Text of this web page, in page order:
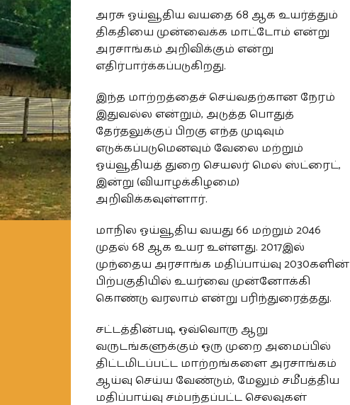
அரசு ஓய்வூதிய வயதை 68 ஆக உயர்த்தும்
திகதியை முன்வைக்க மாட்டோம் என்று
அரசாங்கம் அறிவிக்கும் என்று
எதிர்பார்க்கப்படுகிறது.
இந்த மாற்றத்தைச் செய்வதற்கான நேரம்
இதுவல்ல என்றும், அடுத்த பொதுத்
தேர்தலுக்குப் பிறகு எந்த முடிவும்
எடுக்கப்படுமெனவும் வேலை மற்றும்
ஓய்வூதியத் துறை செயலர் மெல் ஸ்ட்ரைட்,
இன்று (வியாழக்கிழமை)
அறிவிக்கவுள்ளார்.
மாநில ஓய்வூதிய வயது 66 மற்றும் 2046
முதல் 68 ஆக உயர உள்ளது. 2017இல்
முந்தைய அரசாங்க மதிப்பாய்வு 2030களின்
பிற்பகுதியில் உயர்வை முன்னோக்கி
கொண்டு வரலாம் என்று பரிந்துரைத்தது.
சட்டத்தின்படி, ஒவ்வொரு ஆறு
வருடங்களுக்கும் ஒரு முறை அமைப்பில்
திட்டமிடப்பட்ட மாற்றங்களை அரசாங்கம்
ஆய்வு செய்ய வேண்டும், மேலும் சமீபத்திய
மதிப்பாய்வு சம்பந்தப்பட்ட செலவுகள்